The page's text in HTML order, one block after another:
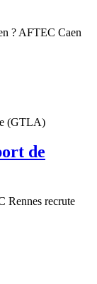
? AFTEC Caen
(GTLA)
de
Rennes recrute